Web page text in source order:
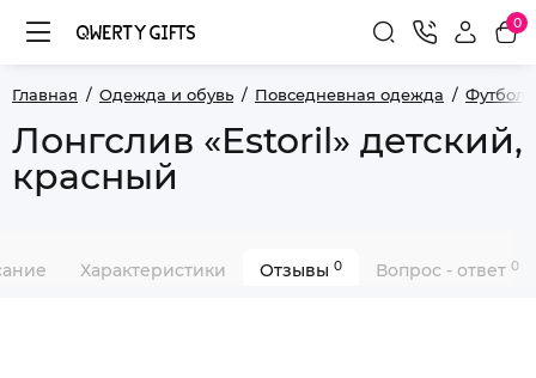
0
Главная Одежда и обувь Повседневная одежда
Лонгслив «Estoril» детский,
красный
Характеристики Отзывы 0 Вопрос - ответ 0